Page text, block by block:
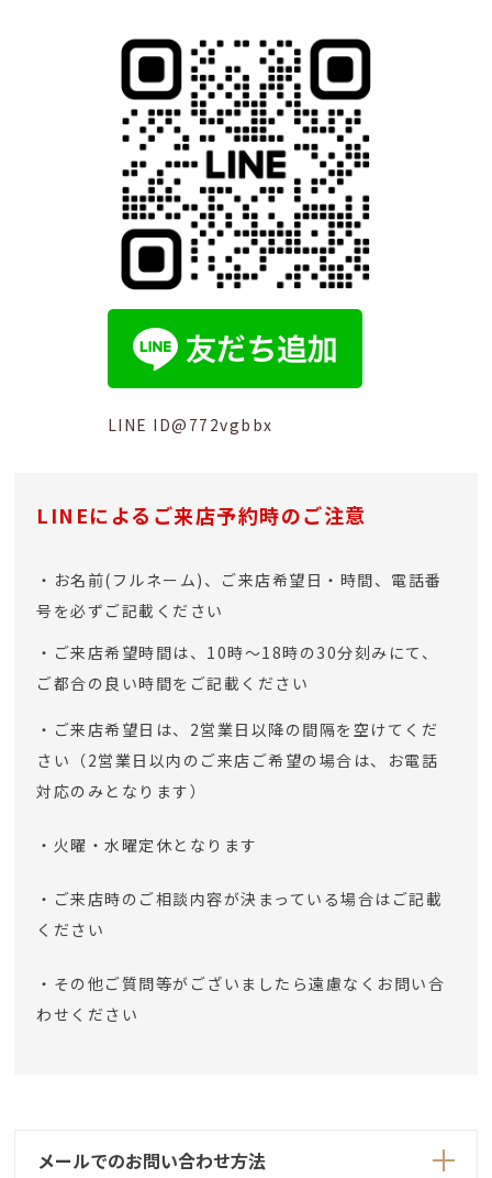
LINE ID@772vgbbx
LINEによるご来店予約時のご注意
・お名前(フルネーム)、ご来店希望日・時間、電話番
号を必ずご記載ください
・ご来店希望時間は、10時〜18時の30分刻みにて、
ご都合の良い時間をご記載ください
・ご来店希望日は、2営業日以降の間隔を空けてくだ
さい（2営業日以内のご来店ご希望の場合は、お電話
対応のみとなります）
・火曜・水曜定休となります
・ご来店時のご相談内容が決まっている場合はご記載
ください
・その他ご質問等がございましたら遠慮なくお問い合
わせください
メールでのお問い合わせ方法